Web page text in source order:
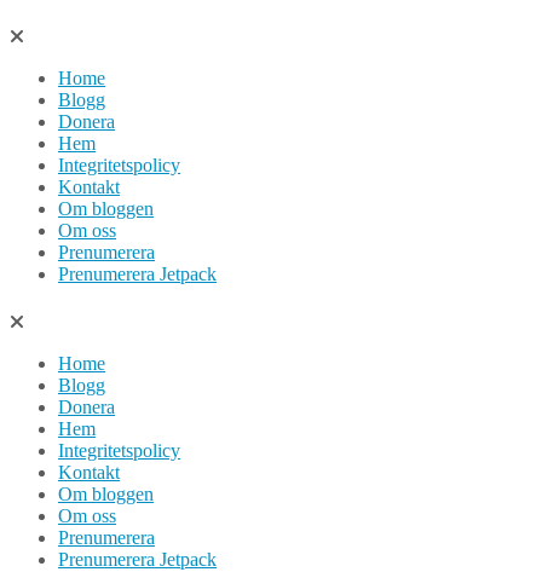
Hoppa
innehållHome
Blogg
Donera
Hem
Integritetspolicy
Kontakt
Om bloggen
Om oss
Prenumerera
Prenumerera Jetpack
Home
Blogg
Donera
Hem
Integritetspolicy
Kontakt
Om bloggen
Om oss
Prenumerera
Prenumerera Jetpack